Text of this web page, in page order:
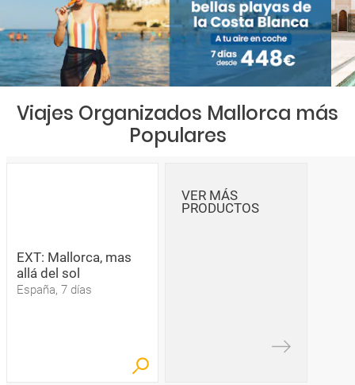
Viajes Organizados Mallorca más
Populares
EXT: Mallorca, mas
allá del sol
España, 7 días
VER MÁS
PRODUCTOS